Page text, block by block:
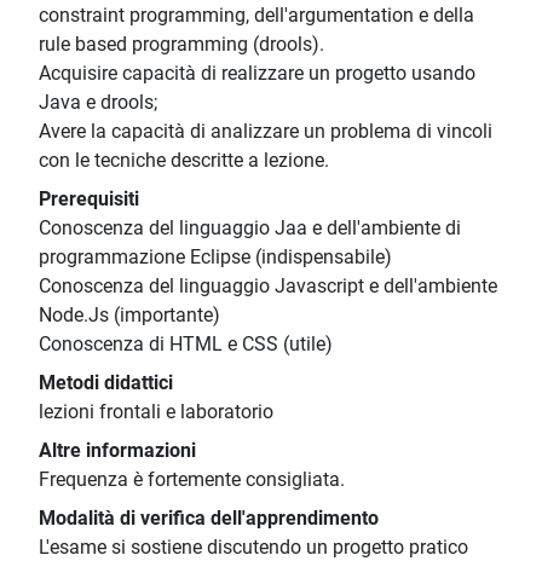
constraint programming, dell'argumentation e della
rule based programming (drools).
Acquisire capacità di realizzare un progetto usando
Java e drools;
Avere la capacità di analizzare un problema di vincoli
con le tecniche descritte a lezione.
Prerequisiti
Conoscenza del linguaggio Jaa e dell'ambiente di
programmazione Eclipse (indispensabile)
Conoscenza del linguaggio Javascript e dell'ambiente
Node.Js (importante)
Conoscenza di HTML e CSS (utile)
Metodi didattici
lezioni frontali e laboratorio
Altre informazioni
Frequenza è fortemente consigliata.
Modalità di verifica dell'apprendimento
L'esame si sostiene discutendo un progetto pratico